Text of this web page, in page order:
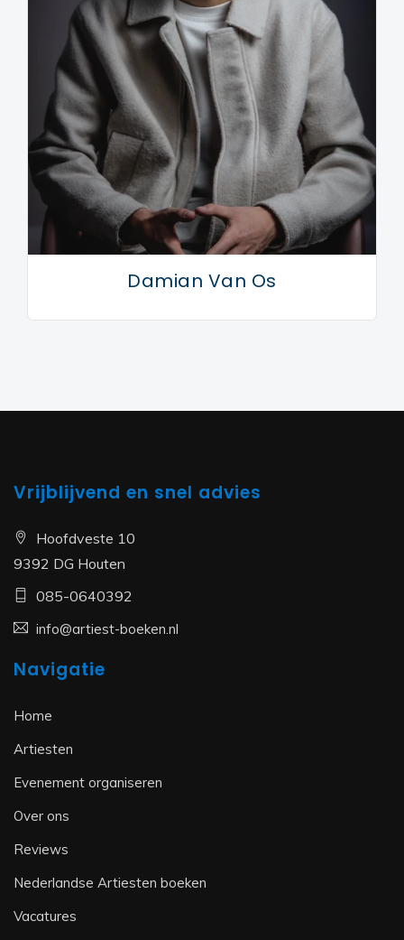
Damian Van Os
Vrijblijvend en snel advies
Hoofdveste 10
9392 DG Houten
085-0640392
info@artiest-boeken.nl
Navigatie
Home
Artiesten
Evenement organiseren
Over ons
Reviews
Nederlandse Artiesten boeken
Vacatures